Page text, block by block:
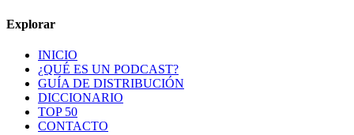
Explorar
INICIO
¿QUÉ ES UN PODCAST?
GUÍA DE DISTRIBUCIÓN
DICCIONARIO
TOP 50
CONTACTO